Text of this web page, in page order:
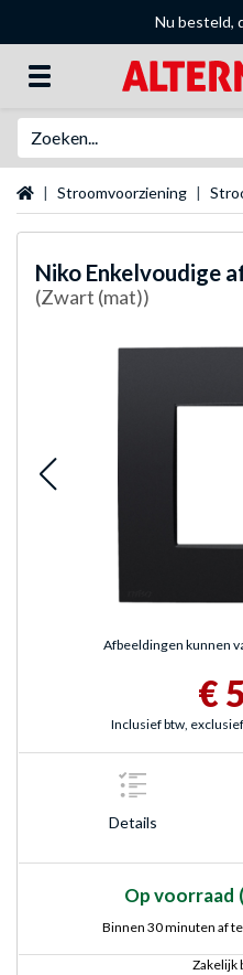
Nu besteld,
StartpaginaStroomvoorziening
Niko Enkelvoudige
(Zwart (mat))
Afbeeldingen kunnen
€
Inclusief btw, exclusief
Details
Op voorraad
Binnen 30 minuten af
Zakelijk